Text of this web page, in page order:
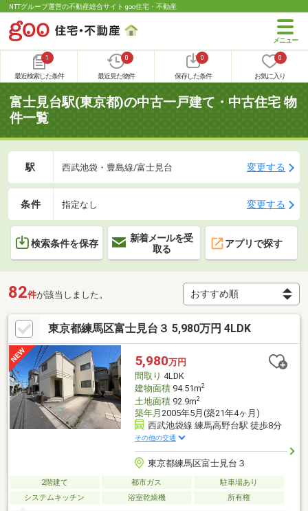
NTTグループ運営の不動産総合サイト goo住宅・不動産
1
最近検索した条件
0
最近見た物件
0
保存した条件
0
お気に入り
富士見台駅(東京都)の中古一戸建て・中古住宅 物
件一覧
駅 西武池袋・豊島線/富士見台 変更する
条件 指定なし 変更する
検索条件を保存
新着メールを受
取る
アプリで探す
82件が該当しました。
東京都練馬区富士見台３ 5,980万円 4LDK
5,980万円
間取り 4LDK
建物面積94.51m2
土地面積92.9m2
築年月 2005年5月(築21年4ヶ月)
西武池袋線 練馬高野台駅 徒歩8分
その他の交通
東京都練馬区富士見台３
2階建て 都市ガス
駐車場あり
システムキッチン
浴室乾燥機 所有権